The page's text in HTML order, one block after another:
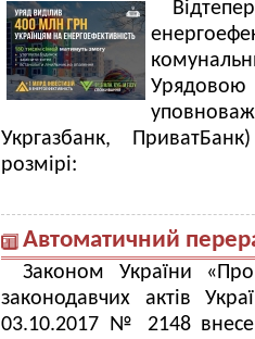
Укргазбанк,
розмірі:
Автоматичний
Законом України
законодавчих актів
03.10.2017 № 2148